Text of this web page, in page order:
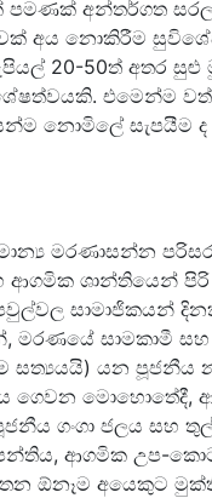
අන්තර්ගත සරල
අය නොකිරීම
20-50ත් අතර සුළු
එමෙන්ම
නොමිලේ සැපයීම
මරණාසන්න
ශාන්තියෙන් පිරි
සාමාජිකයන්
මරණයේ සාමකාමී
සත්‍යයයි) යන පූජනීය
ගෙවන මොහොතේදී,
ගංගා ජලය සහ
පන්තිය, ආගමික උප-
ඕනෑම අයෙකුට